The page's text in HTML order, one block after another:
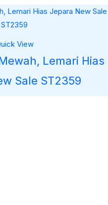
View
Lemari Hias
Sale ST2359